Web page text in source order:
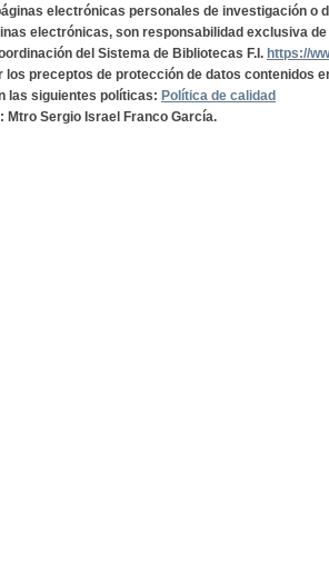
electrónicas personales de investigación o
electrónicas, son responsabilidad exclusiva
del Sistema de Bibliotecas F.I. https://
los preceptos de protección de datos contenidos
las siguientes políticas: Política de calidad
Mtro Sergio Israel Franco García.